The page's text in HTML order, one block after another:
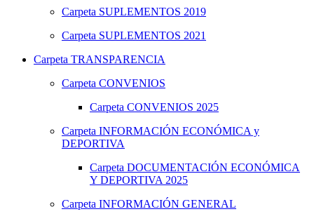
Carpeta SUPLEMENTOS 2019
Carpeta SUPLEMENTOS 2021
Carpeta TRANSPARENCIA
Carpeta CONVENIOS
Carpeta CONVENIOS 2025
Carpeta INFORMACIÓN ECONÓMICA y
DEPORTIVA
Carpeta DOCUMENTACIÓN ECONÓMICA
Y DEPORTIVA 2025
Carpeta INFORMACIÓN GENERAL